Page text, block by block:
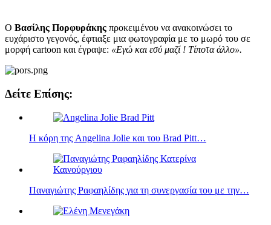
Ο Βασίλης Πορφυράκης προκειμένου να ανακοινώσει το
ευχάριστο γεγονός, έφτιαξε μια φωτογραφία με το μωρό του σε
μορφή cartoon και έγραψε: «Εγώ και εσύ μαζί ! Τίποτα άλλο».
Δείτε Επίσης:
Η κόρη της Angelina Jolie και του Brad Pitt…
Παναγιώτης Ραφαηλίδης για τη συνεργασία του με την…